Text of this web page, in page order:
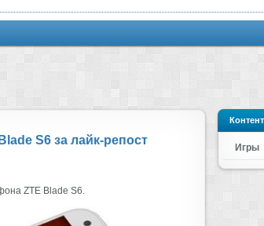
S6 за лайк-репост
ZTE Blade S6.
Контент
Игры